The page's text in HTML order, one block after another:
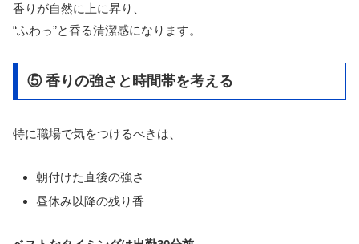
香りが自然に上に昇り、
“ふわっ”と香る清潔感になります。
⑤ 香りの強さと時間帯を考える
特に職場で気をつけるべきは、
朝付けた直後の強さ
昼休み以降の残り香